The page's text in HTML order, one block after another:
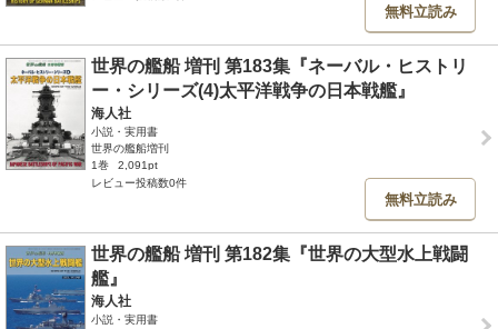
無料立読み
世界の艦船 増刊 第183集『ネーバル・ヒストリ
ー・シリーズ(4)太平洋戦争の日本戦艦』
海人社
小説・実用書
世界の艦船増刊
1巻
2,091pt
レビュー投稿数0件
無料立読み
世界の艦船 増刊 第182集『世界の大型水上戦闘
艦』
海人社
小説・実用書